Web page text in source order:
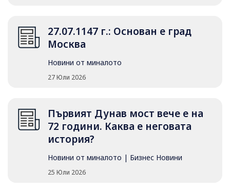
27.07.1147 г.: Основан е град
Москва
Новини от миналото
27 Юли 2026
Първият Дунав мост вече е на
72 години. Каква е неговата
история?
Новини от миналото | Бизнес Новини
25 Юли 2026